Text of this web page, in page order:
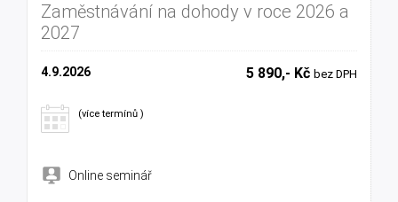
Zaměstnávání na dohody v roce 2026 a
2027
5 890,- Kč bez DPH
4.9.2026
(více termínů )
Online seminář